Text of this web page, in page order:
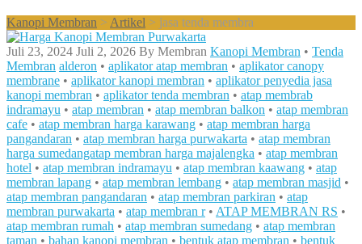
Kanopi Membran > Artikel > jasa tenda membra
Juli 23, 2024 Juli 2, 2026 By Membran Kanopi Membran • Tenda
Membran alderon • aplikator atap membran • aplikator canopy
membrane • aplikator kanopi membran • aplikator penyedia jasa
kanopi membran • aplikator tenda membran • atap membrab
indramayu • atap membran • atap membran balkon • atap membran
cafe • atap membran harga karawang • atap membran harga
pangandaran • atap membran harga purwakarta • atap membran
harga sumedangatap membran harga majalengka • atap membran
hotel • atap membran indramayu • atap membran kaawang • atap
membran lapang • atap membran lembang • atap membran masjid •
atap membran pangandaran • atap membran parkiran • atap
membran purwakarta • atap membran r• ATAP MEMBRAN RS •
atap membran rumah • atap membran sumedang • atap membran
taman • bahan kanopi membran • bentuk atap membran • bentuk